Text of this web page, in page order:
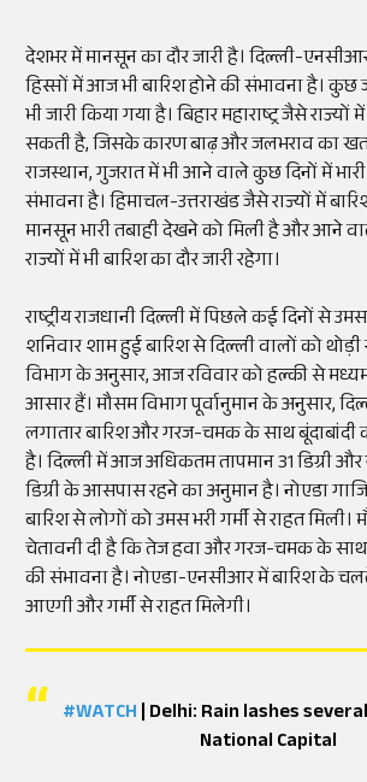
देशभर में मानसून का दौर जारी है। दिल्ली-
हिस्सों में आज भी बारिश होने की संभावना है। कुछ
भी जारी किया गया है। बिहार महाराष्ट्र जैसे
सकती है, जिसके कारण बाढ़ और जलभराव का
राजस्थान, गुजरात में भी आने वाले कुछ दिनों में
संभावना है। हिमाचल-उत्तराखंड जैसे राज्यों में
मानसून भारी तबाही देखने को मिली है और आने
राज्यों में भी बारिश का दौर जारी रहेगा।
राष्ट्रीय राजधानी दिल्ली में पिछले कई दिनों से
शनिवार शाम हुई बारिश से दिल्ली वालों को
विभाग के अनुसार, आज रविवार को हल्की से
आसार हैं। मौसम विभाग पूर्वानुमान के अनुसार,
लगातार बारिश और गरज-चमक के साथ बूंदाबांदी
है। दिल्ली में आज अधिकतम तापमान 31 डिग्री
डिग्री के आसपास रहने का अनुमान है। नोएडा
बारिश से लोगों को उमस भरी गर्मी से राहत मिली।
चेतावनी दी है कि तेज हवा और गरज-चमक के
की संभावना है। नोएडा-एनसीआर में बारिश के
आएगी और गर्मी से राहत मिलेगी।
#WATCH| Delhi: Rain lashes
National Capital